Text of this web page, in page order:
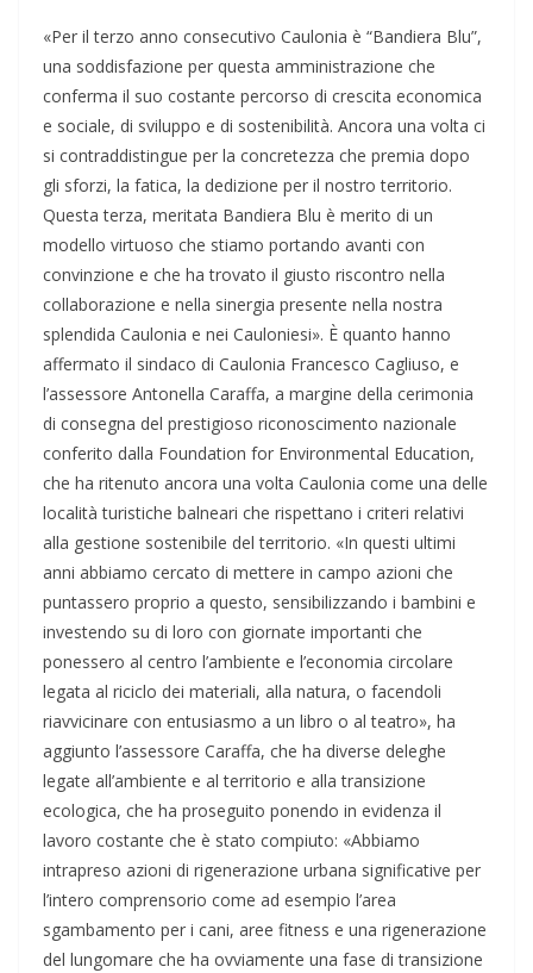
«Per il terzo anno consecutivo Caulonia è “Bandiera Blu”,
una soddisfazione per questa amministrazione che
conferma il suo costante percorso di crescita economica
e sociale, di sviluppo e di sostenibilità. Ancora una volta ci
si contraddistingue per la concretezza che premia dopo
gli sforzi, la fatica, la dedizione per il nostro territorio.
Questa terza, meritata Bandiera Blu è merito di un
modello virtuoso che stiamo portando avanti con
convinzione e che ha trovato il giusto riscontro nella
collaborazione e nella sinergia presente nella nostra
splendida Caulonia e nei Cauloniesi». È quanto hanno
affermato il sindaco di Caulonia Francesco Cagliuso, e
l’assessore Antonella Caraffa, a margine della cerimonia
di consegna del prestigioso riconoscimento nazionale
conferito dalla Foundation for Environmental Education,
che ha ritenuto ancora una volta Caulonia come una delle
località turistiche balneari che rispettano i criteri relativi
alla gestione sostenibile del territorio. «In questi ultimi
anni abbiamo cercato di mettere in campo azioni che
puntassero proprio a questo, sensibilizzando i bambini e
investendo su di loro con giornate importanti che
ponessero al centro l’ambiente e l’economia circolare
legata al riciclo dei materiali, alla natura, o facendoli
riavvicinare con entusiasmo a un libro o al teatro», ha
aggiunto l’assessore Caraffa, che ha diverse deleghe
legate all’ambiente e al territorio e alla transizione
ecologica, che ha proseguito ponendo in evidenza il
lavoro costante che è stato compiuto: «Abbiamo
intrapreso azioni di rigenerazione urbana significative per
l’intero comprensorio come ad esempio l’area
sgambamento per i cani, aree fitness e una rigenerazione
del lungomare che ha ovviamente una fase di transizione